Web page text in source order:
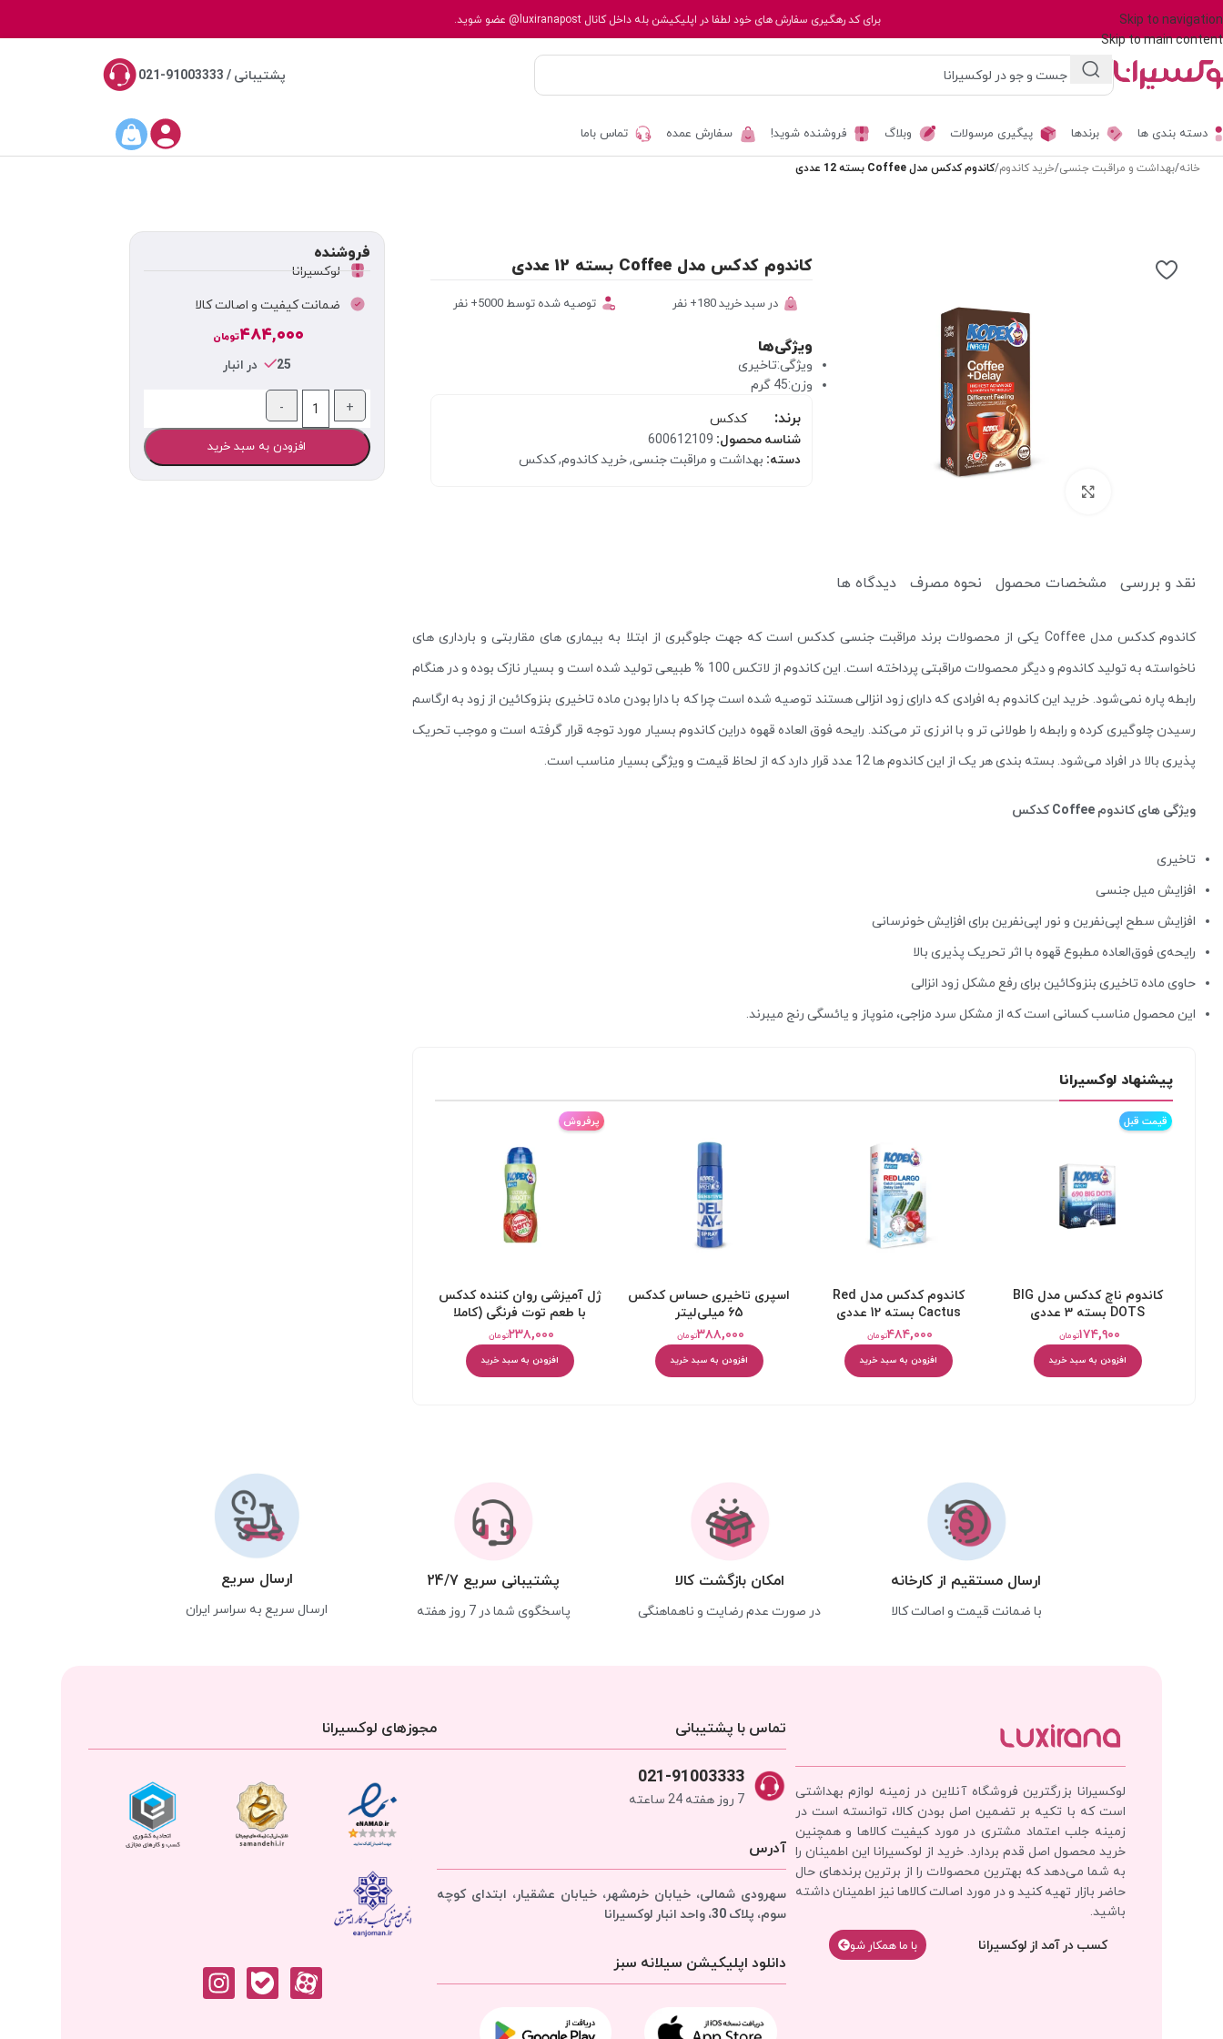
Skip to navigation
Skip to main content
برای کد رهگیری سفارش های خود لطفا در اپلیکیشن بله داخل کانال@luxiranapost عضو شوید.
پشتیبانی / 91003333-021
دسته بندی ها
پاک کننده
میسلار واتر و پاک کننده آرایش
یخ صورت بالم و مرطوب کننده لب
برندها پیگیری مرسولات وبلاگ فروشنده شوید! سفارش عمده تماس باما
خانه/بهداشت و مراقبت جنسی/خرید کاندوم/کاندوم کدکس مدل Coffee بسته 12 عددی
کاندوم کدکس مدل Coffee بسته 12 عددی
در سبد خرید 180+ نفر توصیه شده توسط 5000+ نفر
ویژگی‌ها
ویژگی:تاخیری
وزن:45 گرم
برند:
کدکس
شناسه محصول: 600612109
دسته: بهداشت و مراقبت جنسی, خرید کاندوم, کدکس
نقد و بررسی مشخصات محصول نحوه مصرف دیدگاه ها
کاندوم کدکس مدل Coffee یکی از محصولات برند مراقبت جنسی کدکس است که جهت جلوگبری از ابتلا به بیماری های مقاربتی و بارداری های
ناخواسته به تولید کاندوم و دیگر محصولات مراقبتی پرداخته است. این کاندوم از لاتکس 100 % طبیعی تولید شده است و بسیار نازک بوده و در هنگام
رابطه پاره نمی‌شود. خرید این کاندوم به افرادی که دارای زود انزالی هستند توصیه شده است چرا که با دارا بودن ماده تاخیری بنزوکائین از زود به ارگاسم
رسیدن چلوگیری کرده و رابطه را طولانی تر و با انرزی تر می‌کند. رایحه فوق العاده قهوه دراین کاندوم بسیار مورد توجه قرار گرفته است و موجب تحریک
پذیری بالا در افراد می‌شود. بسته بندی هر یک از این کاندوم ها 12 عدد قرار دارد که از لحاظ قیمت و ویژگی بسیار مناسب است.
ویژگی های کاندوم Coffee کدکس
تاخیری
افزایش میل جنسی
افزایش سطح اپی‌نفرین و نور اپی‌نفرین برای افزایش خونرسانی
رایحه‌ی فوق‌العاده مطبوع قهوه با اثر تحریک پذیری بالا
حاوی ماده تاخیری بنزوکائین برای رفع مشکل زود انزالی
این محصول مناسب کسانی است که از مشکل سرد مزاجی، منوپاز و یائسگی رنج میبرند.
پیشنهاد لوکسیرانا
قیمت قبل
کاندوم ناچ کدکس مدل BIG
DOTS بسته 3 عددی
تومان۱۷۴,۹۰۰
افزودن به سبد خرید
کاندوم کدکس مدل Red
Cactus بسته 12 عددی
تومان۴۸۴,۰۰۰
افزودن به سبد خرید
اسپری تاخیری حساس کدکس
65 میلی‌لیتر
تومان۳۸۸,۰۰۰
افزودن به سبد خرید
پرفروش
ژل آمیزشی روان کننده کدکس
با طعم توت فرنگی (کاملا
خوردنی)تومان۲۳۸,۰۰۰
افزودن به سبد خرید
فروشنده
لوکسیرانا
ضمانت کیفیت و اصالت کالا
تومان۴۸۴,۰۰۰
25 در انبار
- +
افزودن به سبد خرید
ارسال مستقیم از کارخانه
با ضمانت قیمت و اصالت کالا
امکان بازگشت کالا
در صورت عدم رضایت و ناهماهنگی
پشتیبانی سریع 24/7
پاسخگوی شما در 7 روز هفته
ارسال سریع
ارسال سریع به سراسر ایران
لوکسیرانا بزرگترین فروشگاه آنلاین در زمینه لوازم بهداشتی
است که با تکیه بر تضمین اصل بودن کالا، توانسته است در
زمینه جلب اعتماد مشتری در مورد کیفیت کالاها و همچنین
خرید محصول اصل قدم بردارد. خرید از لوکسیرانا این اطمینان را
به شما می‌دهد که بهترین محصولات را از برترین برندهای حال
حاضر بازار تهیه کنید و در مورد اصالت کالاها نیز اطمینان داشته
باشید.
کسب در آمد از لوکسیرانا با‌‌ ما همکار شو
تماس با پشتیبانی
021-91003333
7 روز هفته 24 ساعته
آدرس
سهرودی شمالی، خیابان خرمشهر، خیابان عشقیار، ابتدای کوچه
سوم، پلاک 30، واحد انبار
لوکسیرانا
دانلود اپلیکیشن سیلانه سبز
مجوزهای لوکسیرانا